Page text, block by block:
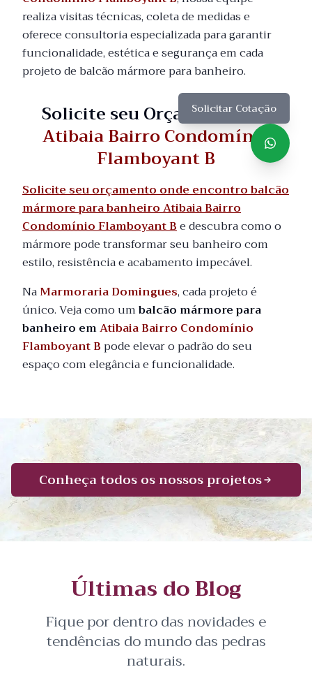
realiza visitas técnicas, coleta de medidas e
oferece consultoria especializada para garantir
funcionalidade, estética e segurança em cada
projeto de balcão mármore para banheiro.
Solicite seu Orçamento em
Atibaia Bairro Condomínio
Flamboyant B
Solicite seu orçamento onde encontro balcão
mármore para banheiro Atibaia Bairro
Condomínio Flamboyant Be descubra como o
mármore pode transformar seu banheiro com
estilo, resistência e acabamento impecável.
NaMarmoraria Domingues, cada projeto é
único. Veja como umbalcão mármore para
banheiro emAtibaia Bairro Condomínio
Flamboyant B pode elevar o padrão do seu
espaço com elegância e funcionalidade.
Solicitar Cotação
Conheça todos os nossos projetos
Últimas do Blog
Fique por dentro das novidades e
tendências do mundo das pedras
naturais.